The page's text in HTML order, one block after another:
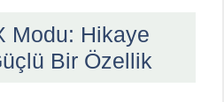
Modu: Hikaye
Bir Özellik